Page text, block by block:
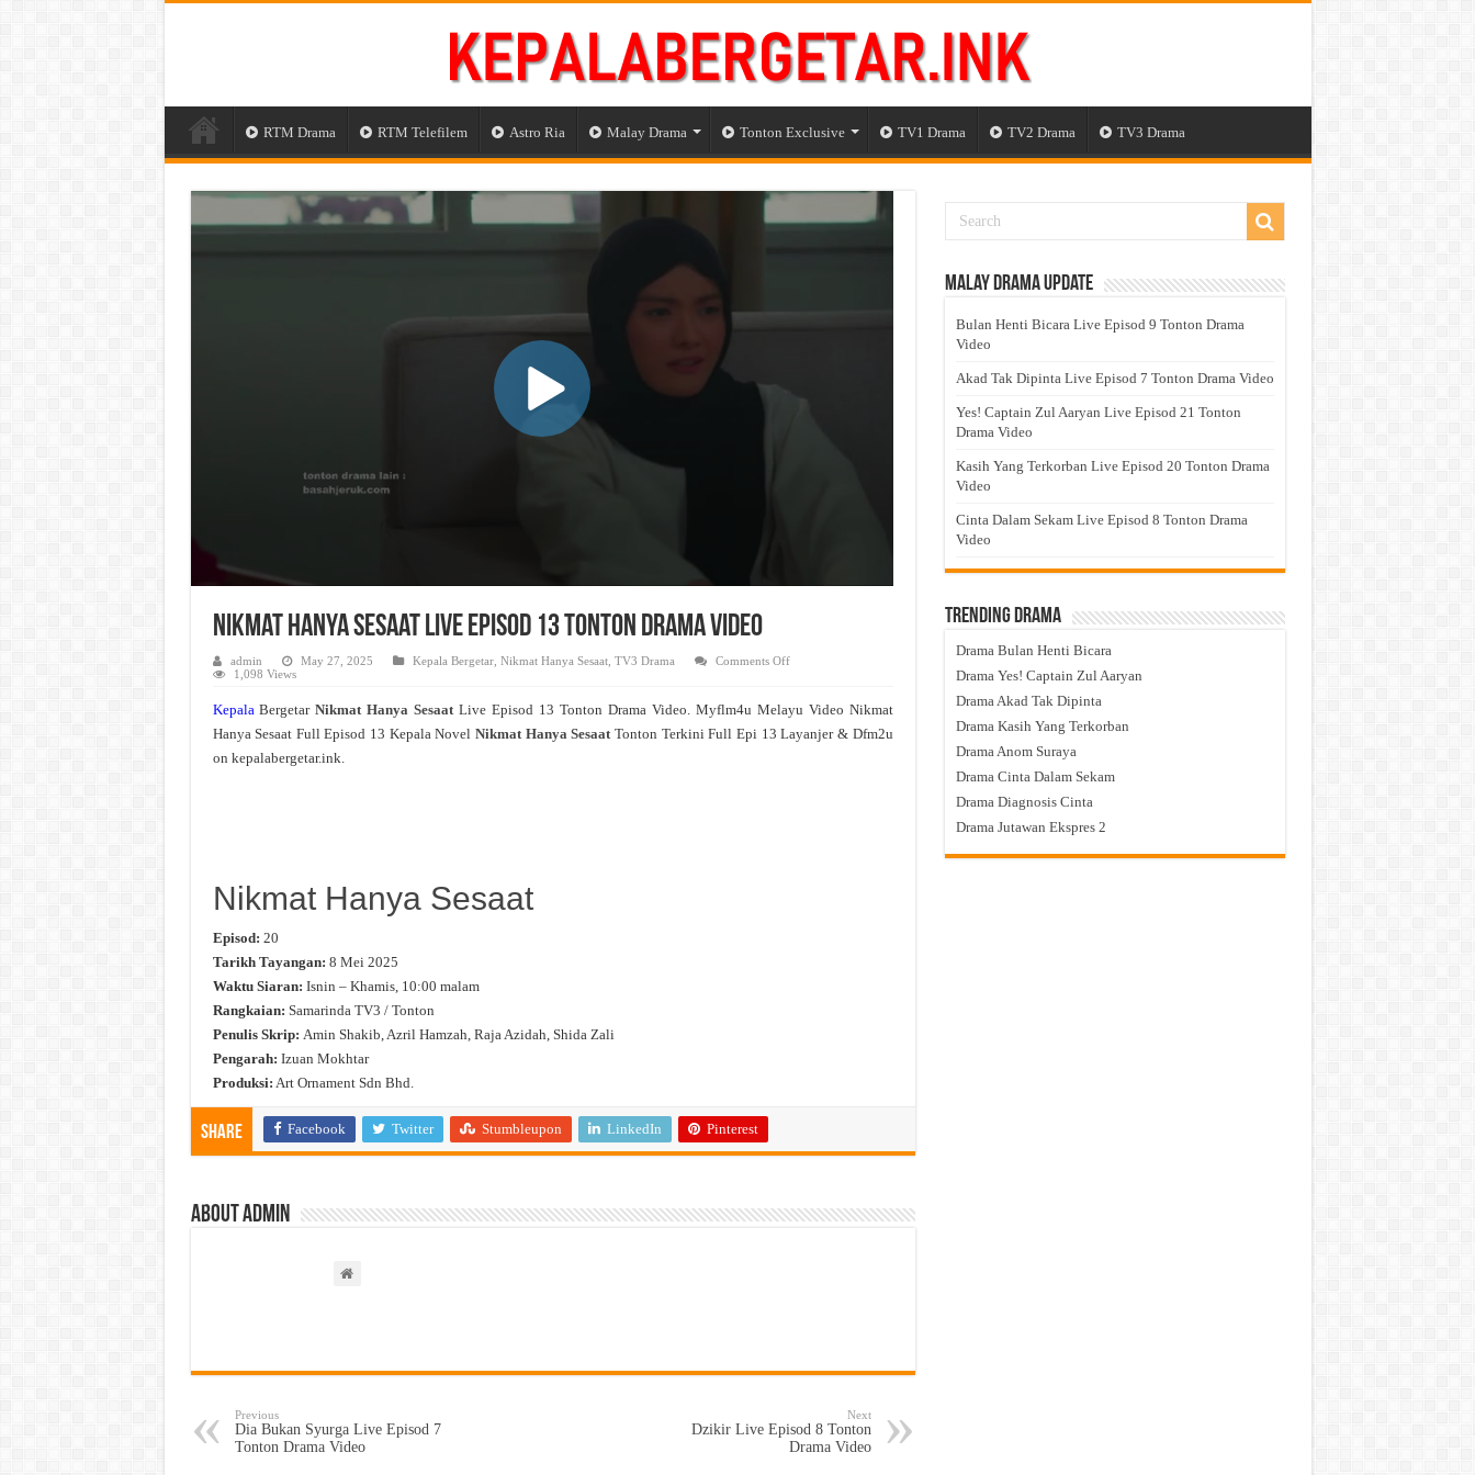
RTM Drama RTM Telefilem Astro Ria Malay Drama Tonton Exclusive TV1 Drama TV2 Drama TV3 Drama
Nikmat Hanya Sesaat Live Episod 13 Tonton Drama Video
admin May 27, 2025 Kepala Bergetar, Nikmat Hanya Sesaat, TV3 Drama Comments Offon
Live
13
1,098 Views
KepalaBergetarNikmat Hanya SesaatLive Episod 13 Tonton Drama Video. Myflm4u Melayu Video Nikmat
Hanya Sesaat Full Episod 13 Kepala Novel Nikmat Hanya Sesaat Tonton Terkini Full Epi 13 Layanjer & Dfm2u
on kepalabergetar.ink.
Nikmat Hanya Sesaat
Episod: 20
Tarikh Tayangan: 8 Mei 2025
Waktu Siaran: Isnin – Khamis, 10:00 malam
Rangkaian: Samarinda TV3 / Tonton
Penulis Skrip: Amin Shakib, Azril Hamzah, Raja Azidah, Shida Zali
Pengarah: Izuan Mokhtar
Produksi: Art Ornament Sdn Bhd.
Share Facebook Twitter Stumbleupon LinkedIn Pinterest
About admin
Previous
Dia Bukan Syurga Live Episod 7
Tonton Drama Video
Next
Dzikir Live Episod 8 Tonton
Drama Video
Malay Drama Update
Bulan Henti Bicara Live Episod 9 Tonton Drama
Video
Akad Tak Dipinta Live Episod 7 Tonton Drama Video
Yes! Captain Zul Aaryan Live Episod 21 Tonton
Drama Video
Kasih Yang Terkorban Live Episod 20 Tonton Drama
Video
Cinta Dalam Sekam Live Episod 8 Tonton Drama
Video
Trending Drama
Drama Bulan Henti Bicara
Drama Yes! Captain Zul Aaryan
Drama Akad Tak Dipinta
Drama Kasih Yang Terkorban
Drama Anom Suraya
Drama Cinta Dalam Sekam
Drama Diagnosis Cinta
Drama Jutawan Ekspres 2